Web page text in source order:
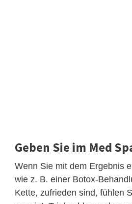
Geben Sie im Med
Wenn Sie mit dem Ergebnis
wie z. B. einer Botox-
Kette, zufrieden sind, fühlen